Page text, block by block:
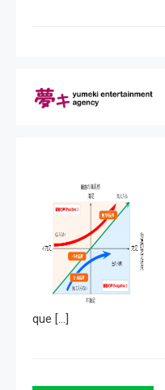
que […]